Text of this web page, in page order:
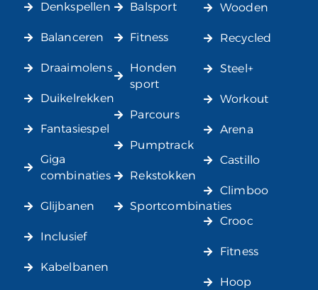
Denkspellen
Balanceren
Draaimolens
Duikelrekken
Fantasiespel
Giga
combinaties
Glijbanen
Inclusief
Kabelbanen
Balsport
Fitness
Honden
sport
Parcours
Pumptrack
Rekstokken
Sportcombinaties
Wooden
Recycled
Steel+
Workout
Arena
Castillo
Climboo
Crooc
Fitness
Hoop